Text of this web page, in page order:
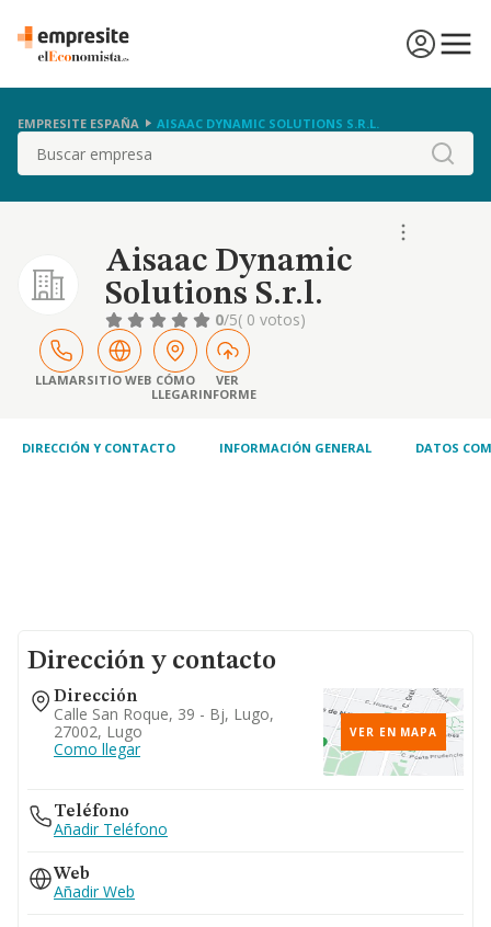
EMPRESITE ESPAÑA AISAAC DYNAMIC SOLUTIONS S.R.L.
Buscar
Aisaac Dynamic
Solutions S.r.l.
0/5( 0 votos)
LLAMARSITIO WEB CÓMO
LLEGAR
VER
INFORME
DIRECCIÓN Y CONTACTO INFORMACIÓN GENERAL DATOS
Dirección y contacto
Dirección
Calle San Roque, 39 - Bj, Lugo,
27002, Lugo
Como llegar
VER EN MAPA
Teléfono
Añadir Teléfono
Web
Añadir Web